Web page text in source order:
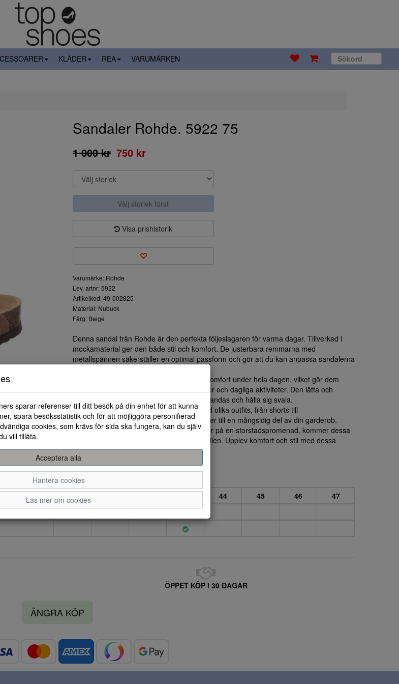
KLÄDER REA VARUMÄRKEN
Sandaler Rohde. 5922 75
1 000 kr 750 kr
Välj storlek först
Visa prishistorik
Varumärke: Rohde
Lev. artnr: 5922
Artikelkod: 49-002825
Material: Nubuck
Färg: Beige
Denna sandal från Rohde är den perfekta följeslagaren för varma dagar. Tillverkad i
mockamaterial ger den både stil och komfort. De justerbara remmarna med
metallspännen säkerställer en optimal passform och gör att du kan anpassa sandalerna
Sulan är designad för att ge bra stöd och komfort under hela dagen, vilket gör dem
idealiska för både avslappnade promenader och dagliga aktiviteter. Den lätta och
flexibla konstruktionen gör att fötterna kan andas och hålla sig svala.
Den eleganta bruna färgen passar bra med olika outfits, från shorts till
sommarklänningar, vilket gör dessa sandaler till en mångsidig del av din garderob.
Oavsett om du är hemma, på stranden eller på en storstadspromenad, kommer dessa
sandaler att bli ett självklart val för alla tillfällen. Upplev komfort och stil med dessa
sandaler och gör varje steg till en njutning.
44 45 46
47
ÖPPET KÖP I 30 DAGAR
ÅNGRA KÖP
sparar referenser till ditt besök på din enhet för att kunna
spara besöksstatistik och för att möjliggöra personifierad
cookies, som krävs för sida ska fungera, kan du själv
vill tillåta.
Acceptera alla
Hantera cookies
Läs mer om cookies